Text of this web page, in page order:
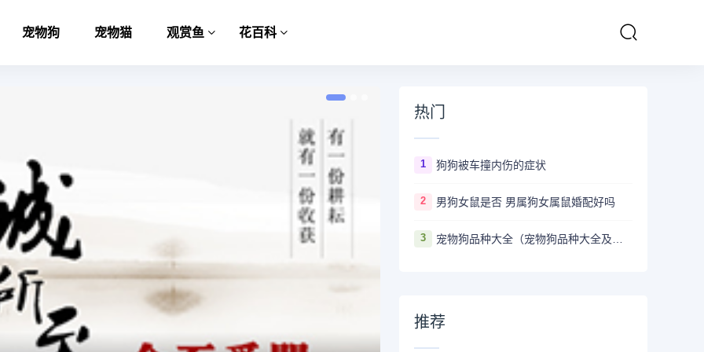
宠物狗 宠物猫 观赏鱼 花百科
热门
1 狗狗被车撞内伤的症状
2 男狗女鼠是否 男属狗女属鼠婚配好吗
3
推荐